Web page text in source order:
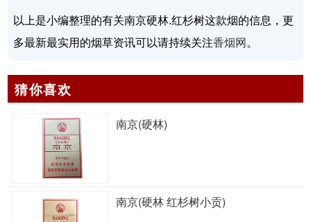
以上是小编整理的有关南京硬林.红杉树这款烟的信息，更
多最新最实用的烟草资讯可以请持续关注香烟网。
猜你喜欢
南京(硬林)
南京(硬林 红杉树小贡)